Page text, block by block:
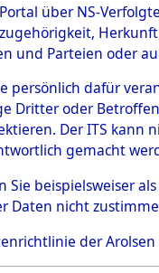
von
Toter aus
Ort ihrer
0001
über NS-
und Parteien oder
persönlich dafür
Dritter oder
Der ITS
gemacht
Sie beispielsweiser
Daten nicht
der Arolsen